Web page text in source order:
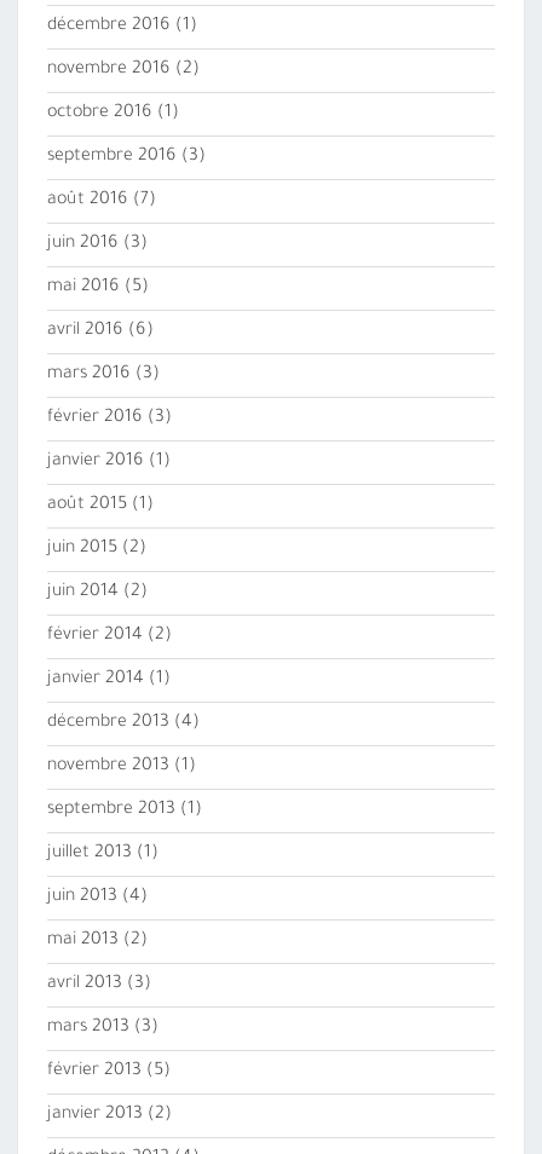
décembre 2016 (1)
novembre 2016 (2)
octobre 2016 (1)
septembre 2016 (3)
août 2016 (7)
juin 2016 (3)
mai 2016 (5)
avril 2016 (6)
mars 2016 (3)
février 2016 (3)
janvier 2016 (1)
août 2015 (1)
juin 2015 (2)
juin 2014 (2)
février 2014 (2)
janvier 2014 (1)
décembre 2013 (4)
novembre 2013 (1)
septembre 2013 (1)
juillet 2013 (1)
juin 2013 (4)
mai 2013 (2)
avril 2013 (3)
mars 2013 (3)
février 2013 (5)
janvier 2013 (2)